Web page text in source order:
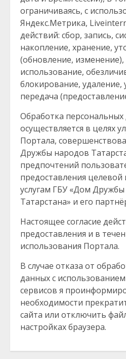
ограничиваясь, с
Яндекс.Метрика,
действий: сбор, запись,
накопление, хранение,
(обновление, изменение),
использование,
блокирование, удаление,
передача
Обработка
осуществляется в целях
Портала,
Дружбы народов
предпочтений
предоставления
услугам ГБУ «Дом
Татарстана» и его
Настоящее согласие
предоставления и в
использования Портала.
В случае отказа от
данных с
сервисов я
необходимости
сайта или отключить
настройках браузера.